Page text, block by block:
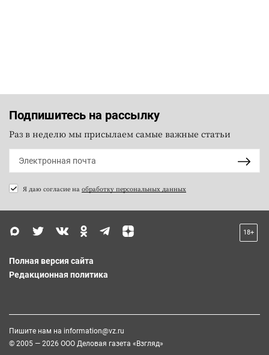
Подпишитесь на рассылку
Раз в неделю мы присылаем самые важные статьи
Я даю согласие на обработку персональных данных
18+
Полная версия сайта
Редакционная политика
Пишите нам на information@vz.ru
© 2005 — 2026 ООО Деловая газета «Взгляд»